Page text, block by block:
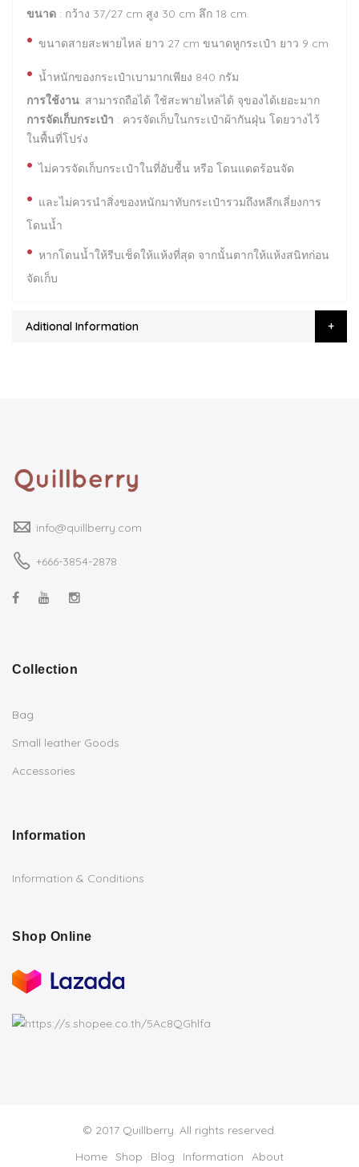
ขนาด : กว้าง 37/27 cm สูง 30 cm ลึก 18 cm.
• ขนาดสายสะพายไหล่ ยาว 27 cm ขนาดหูกระเป๋า ยาว 9 cm
• น้ำหนักของกระเป๋าเบามากเพียง 840 กรัม
การใช้งาน: สามารถถือได้ ใช้สะพายไหล่ได้ จุของได้เยอะมาก
การจัดเก็บกระเป๋า : ควรจัดเก็บในกระเป๋าผ้ากันฝุ่น โดยวางไว้
ในพื้นที่โปร่ง
•ไม่ควรจัดเก็บกระเป๋าในที่อับชื้น หรือ โดนแดดร้อนจัด
• และไม่ควรนำสิ่งของหนักมาทับกระเป๋ารวมถึงหลีกเลี่ยงการ
โดนน้ำ
• หากโดนน้ำให้รีบเช็ดให้แห้งที่สุด จากนั้นตากให้แห้งสนิทก่อน
จัดเก็บ
Aditional Information
info@quillberry.com
+666-3854-2878
Collection
Bag
Small leather Goods
Accessories
Information
Information & Conditions
Shop Online
© 2017 Quillberry. All rights reserved.
Home Shop Blog Information About